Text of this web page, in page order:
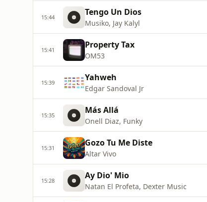
15:44 Tengo Un Dios
Musiko, Jay Kalyl
15:41 Property Tax
OM53
15:39 Yahweh
Edgar Sandoval Jr
15:35 Más Allá
Onell Diaz, Funky
15:31 Gozo Tu Me Diste
Altar Vivo
15:28 Ay Dio' Mio
Natan El Profeta, Dexter Music